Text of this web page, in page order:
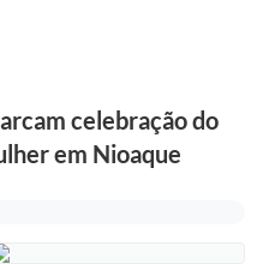
celebração do
em Nioaque